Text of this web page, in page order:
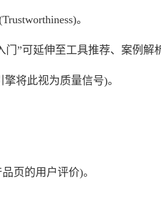
。
”可延伸至工具推荐、案例解
将此视为质量信号)。
页的用户评价)。